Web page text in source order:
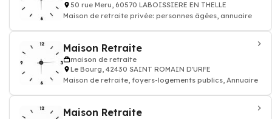
50 rue Meru, 60570 LABOISSIERE EN THELLE
Maison de retraite privée: personnes âgées, annuaire
Maison Retraite
maison de retraite
Le Bourg, 42430 SAINT ROMAIN D'URFE
Maison de retraite, foyers-logements publics, Annuaire
Maison Retraite